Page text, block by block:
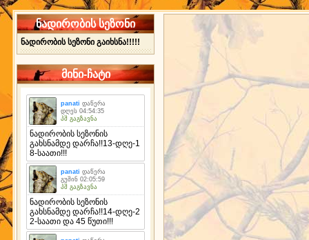
ნადირობის სეზონი
ნადირობის სეზონი გაიხსნა!!!!!
მინი-ჩატი